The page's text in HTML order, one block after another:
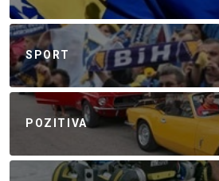
SPORT
POZITIVA